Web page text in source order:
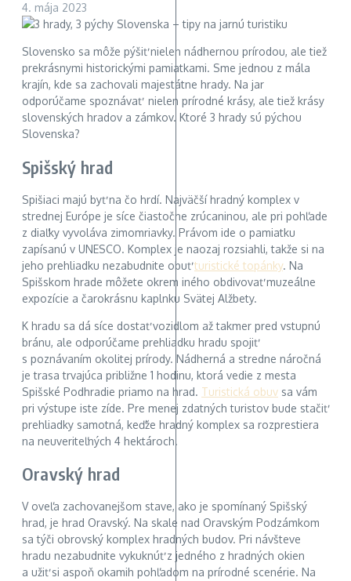
4. mája 2023
Slovensko sa môže pýšiť nielen nádhernou prírodou, ale tiež
prekrásnymi historickými pamiatkami. Sme jednou z mála
krajín, kde sa zachovali majestátne hrady. Na jar
odporúčame spoznávať nielen prírodné krásy, ale tiež krásy
slovenských hradov a zámkov. Ktoré 3 hrady sú pýchou
Slovenska?
Spišský hrad
Spišiaci majú byť na čo hrdí. Najväčší hradný komplex v
strednej Európe je síce čiastočne zrúcaninou, ale pri pohľade
z diaľky vyvoláva zimomriavky. Právom ide o pamiatku
zapísanú v UNESCO. Komplex je naozaj rozsiahli, takže si na
jeho prehliadku nezabudnite obuťturistické topánky. Na
Spišskom hrade môžete okrem iného obdivovať muzeálne
expozície a čarokrásnu kaplnku Svätej Alžbety.
K hradu sa dá síce dostať vozidlom až takmer pred vstupnú
bránu, ale odporúčame prehliadku hradu spojiť
s poznávaním okolitej prírody. Nádherná a stredne náročná
je trasa trvajúca približne 1 hodinu, ktorá vedie z mesta
Spišské Podhradie priamo na hrad. Turistická obuv sa vám
pri výstupe iste zíde. Pre menej zdatných turistov bude stačiť
prehliadky samotná, keďže hradný komplex sa rozprestiera
na neuveriteľných 4 hektároch.
Oravský hrad
V oveľa zachovanejšom stave, ako je spomínaný Spišský
hrad, je hrad Oravský. Na skale nad Oravským Podzámkom
sa týči obrovský komplex hradných budov. Pri návšteve
hradu nezabudnite vykuknúť z jedného z hradných okien
a užiť si aspoň okamih pohľadom na prírodné scenérie. Na